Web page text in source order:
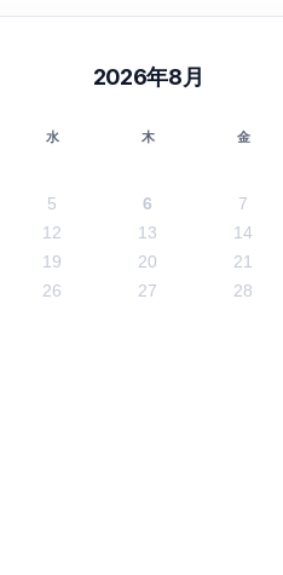
2026年8月
水 木 金
5 6 7
12 13 14
19 20 21
26 27 28